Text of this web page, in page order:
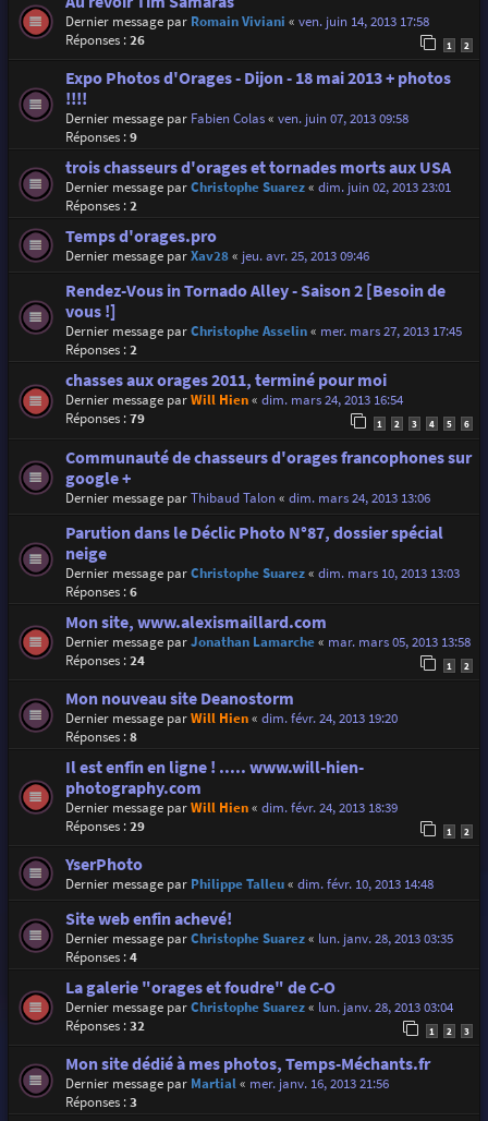
Dernier message par Romain Viviani « ven. juin 14, 2013 17:58
Réponses :26 1 2
Expo Photos d'Orages - Dijon - 18 mai 2013 + photos
!!!!
Dernier message par Fabien Colas« ven. juin 07, 2013 09:58
Réponses :9
trois chasseurs d'orages et tornades morts aux USA
Dernier message parChristophe Suarez« dim. juin 02, 2013 23:01
Réponses :2
Temps d'orages.pro
Dernier message parXav28« jeu. avr. 25, 2013 09:46
Rendez-Vous in Tornado Alley - Saison 2 [Besoin de
vous !]
Dernier message parChristophe Asselin« mer. mars 27, 2013 17:45
Réponses :2
chasses aux orages 2011, terminé pour moi
Dernier message parWill Hien« dim. mars 24, 2013 16:54
Réponses :79 1 2 3 4 5 6
Communauté de chasseurs d'orages francophones sur
google +
Dernier message parThibaud Talon« dim. mars 24, 2013 13:06
Parution dans le Déclic Photo N°87, dossier spécial
neige
Dernier message parChristophe Suarez« dim. mars 10, 2013 13:03
Réponses :6
Mon site, www.alexismaillard.com
Dernier message parJonathan Lamarche« mar. mars 05, 2013 13:58
Réponses :24 1 2
Mon nouveau site Deanostorm
Dernier message parWill Hien« dim. févr. 24, 2013 19:20
Réponses :8
Il est enfin en ligne ! ..... www.will-hien-
photography.com
Dernier message parWill Hien« dim. févr. 24, 2013 18:39
Réponses :29 1 2
YserPhoto
Dernier message par Philippe Talleu« dim. févr. 10, 2013 14:48
Site web enfin achevé!
Dernier message parChristophe Suarez« lun. janv. 28, 2013 03:35
Réponses :4
La galerie "orages et foudre" de C-O
Dernier message parChristophe Suarez« lun. janv. 28, 2013 03:04
Réponses :32 1 2 3
Mon site dédié à mes photos, Temps-Méchants.fr
Dernier message par Martial« mer. janv. 16, 2013 21:56
Réponses :3